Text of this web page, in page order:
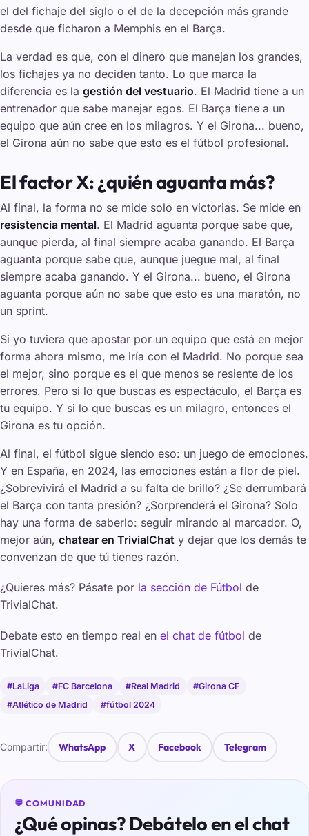
el del fichaje del siglo o el de la decepción más grande
desde que ficharon a Memphis en el Barça.
La verdad es que, con el dinero que manejan los grandes,
los fichajes ya no deciden tanto. Lo que marca la
diferencia es la gestión del vestuario. El Madrid tiene a un
entrenador que sabe manejar egos. El Barça tiene a un
equipo que aún cree en los milagros. Y el Girona... bueno,
el Girona aún no sabe que esto es el fútbol profesional.
El factor X: ¿quién aguanta más?
Al final, la forma no se mide solo en victorias. Se mide en
resistencia mental. El Madrid aguanta porque sabe que,
aunque pierda, al final siempre acaba ganando. El Barça
aguanta porque sabe que, aunque juegue mal, al final
siempre acaba ganando. Y el Girona... bueno, el Girona
aguanta porque aún no sabe que esto es una maratón, no
un sprint.
Si yo tuviera que apostar por un equipo que está en mejor
forma ahora mismo, me iría con el Madrid. No porque sea
el mejor, sino porque es el que menos se resiente de los
errores. Pero si lo que buscas es espectáculo, el Barça es
tu equipo. Y si lo que buscas es un milagro, entonces el
Girona es tu opción.
Al final, el fútbol sigue siendo eso: un juego de emociones.
Y en España, en 2024, las emociones están a flor de piel.
¿Sobrevivirá el Madrid a su falta de brillo? ¿Se derrumbará
el Barça con tanta presión? ¿Sorprenderá el Girona? Solo
hay una forma de saberlo: seguir mirando al marcador. O,
mejor aún, chatear en TrivialChat y dejar que los demás te
convenzan de que tú tienes razón.
¿Quieres más? Pásate por la sección de Fútbol de
TrivialChat.
Debate esto en tiempo real en el chat de fútbol de
TrivialChat.
#LaLiga #FC Barcelona #Real Madrid
#Girona CF
#Atlético de Madrid
#fútbol 2024
Compartir: WhatsApp X Facebook Telegram
💬 COMUNIDAD
¿Qué opinas? Debátelo en el chat